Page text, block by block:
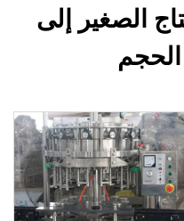
الصغير إلى